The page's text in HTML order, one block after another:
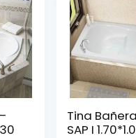
Tina
SAP I